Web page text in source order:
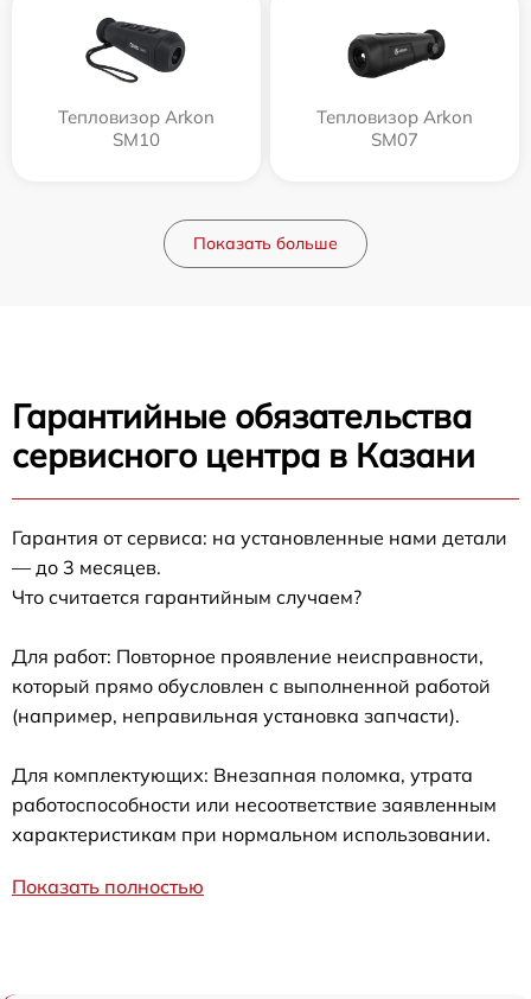
Тепловизор Arkon
SM10
Тепловизор Arkon
SM07
Показать больше
Гарантийные обязательства
сервисного центра в Казани
Гарантия от сервиса: на установленные нами детали
— до 3 месяцев.
Что считается гарантийным случаем?
Для работ: Повторное проявление неисправности,
который прямо обусловлен с выполненной работой
(например, неправильная установка запчасти).
Для комплектующих: Внезапная поломка, утрата
работоспособности или несоответствие заявленным
характеристикам при нормальном использовании.
Показать полностью